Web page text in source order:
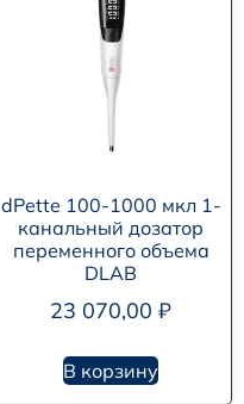
dPette 100-1000 мкл 1-
канальный дозатор
переменного объема
DLAB
23 070,00 ₽
В корзину